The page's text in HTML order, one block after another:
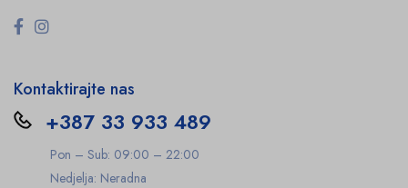
Kontaktirajte nas
+387 33 933 489
Pon – Sub: 09:00 – 22:00
Nedjelja: Neradna